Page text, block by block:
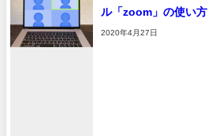
ル「zoom」の使い方
2020年4月27日